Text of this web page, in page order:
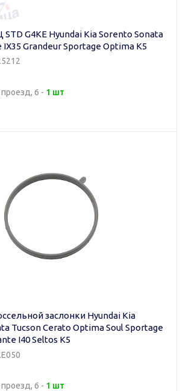
G4KE Hyundai Kia Sorento Sonata
IX35 Grandeur Sportage Optima K5
6 - 1 шт
заслонки Hyundai Kia
Tucson Cerato Optima Soul Sportage
I40 Seltos K5
6 - 1 шт